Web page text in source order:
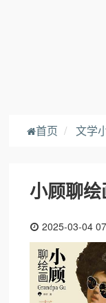
首页 文学
小顾聊绘
2025-03-04